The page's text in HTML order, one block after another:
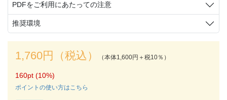
PDFをご利用にあたっての注意
推奨環境
1,760円（税込） （本体1,600円＋税10％）
160pt (10%)
ポイントの使い方はこちら